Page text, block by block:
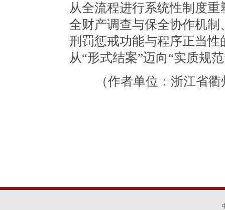
从全流程进行系统性制度
全财产调查与保全协作机
刑罚惩戒功能与程序正当
从“形式结案”迈向“实质规
（作者单位：浙江省衢